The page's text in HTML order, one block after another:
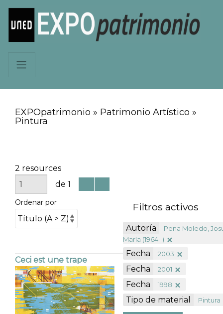
EXPOpatrimonio » Patrimonio Artístico »
Pintura
2 resources
de 1
Ordenar por
Ceci est une trape
Filtros activos
Autoría
Pena Moledo,
María (1964- )
Fecha 2003
Fecha 2001
Fecha 1998
Tipo de material Pintura